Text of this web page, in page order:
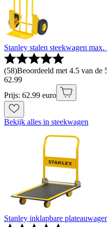
Stanley stalen steekwagen
(58)Beoordeeld met 4.5 van de
62.99
Prijs: 62.99 euro
Bekijk alles in steekwagen
Stanley inklapbare